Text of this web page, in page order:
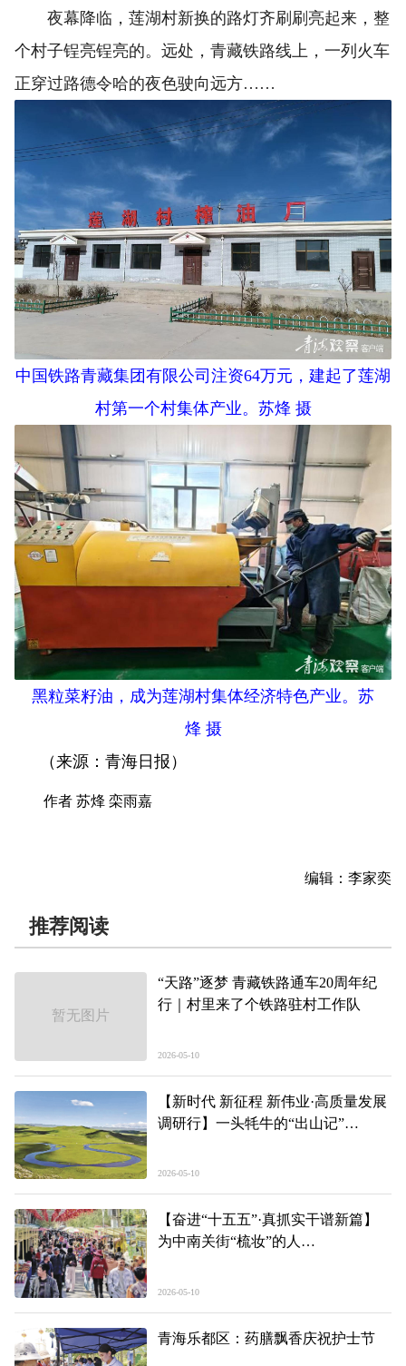
夜幕降临，莲湖村新换的路灯齐刷刷亮起来，整
个村子锃亮锃亮的。远处，青藏铁路线上，一列火车
正穿过路德令哈的夜色驶向远方……
中国铁路青藏集团有限公司注资64万元，建起了莲湖
村第一个村集体产业。苏烽 摄
黑粒菜籽油，成为莲湖村集体经济特色产业。苏
烽 摄
（来源：青海日报）
作者 苏烽 栾雨嘉
编辑：李家奕
推荐阅读
暂无图片
“天路”逐梦 青藏铁路通车20周年纪
行｜村里来了个铁路驻村工作队
2026-05-10
【新时代 新征程 新伟业·高质量发展
调研行】一头牦牛的“出山记”
2026-05-10
【奋进“十五五”·真抓实干谱新篇】
为中南关街“梳妆”的人
2026-05-10
青海乐都区：药膳飘香庆祝护士节